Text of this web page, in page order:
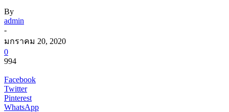
By
admin
-
มกราคม 20, 2020
0
994
Facebook
Twitter
Pinterest
WhatsApp